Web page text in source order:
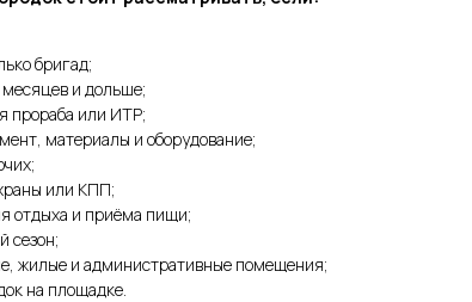
бригад;
месяцев и дольше;
прораба или ИТР;
материалы и оборудование;
или КПП;
отдыха и приёма пищи;
сезон;
жилые и административные помещения;
на площадке.